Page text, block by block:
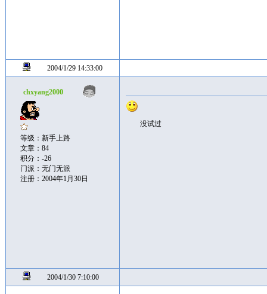
2004/1/29 14:33:00
chxyang2000
等级：新手上路
文章：84
积分：-26
门派：无门无派
注册：2004年1月30日
没试过
2004/1/30 7:10:00